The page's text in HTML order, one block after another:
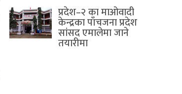
प्रदेश–२ का माओवादी
केन्द्रका पाँचजना प्रदेश
सांसद एमालेमा जाने
तयारीमा